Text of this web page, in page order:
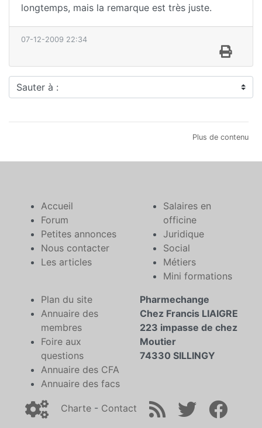
longtemps, mais la remarque est très juste.
07-12-2009 22:34
Sauter à :
Plus de contenu
Accueil
Forum
Petites annonces
Nous contacter
Les articles
Salaires en
officine
Juridique
Social
Métiers
Mini formations
Plan du site
Annuaire des
membres
Foire aux
questions
Annuaire des CFA
Annuaire des facs
Pharmechange
Chez Francis LIAIGRE
223 impasse de chez
Moutier
74330 SILLINGY
Charte - Contact